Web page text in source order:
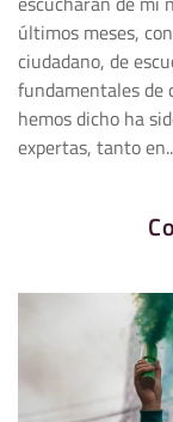
últimos meses,
ciudadano, de
fundamentales de
hemos dicho ha
expertas, tanto